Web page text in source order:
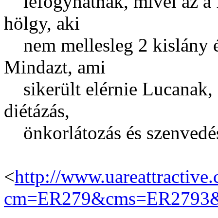
hölgy, aki
nem mellesleg 2 kislány
Mindazt, ami
sikerült elérnie Lucanak,
diétázás,
önkorlátozás és
<http://